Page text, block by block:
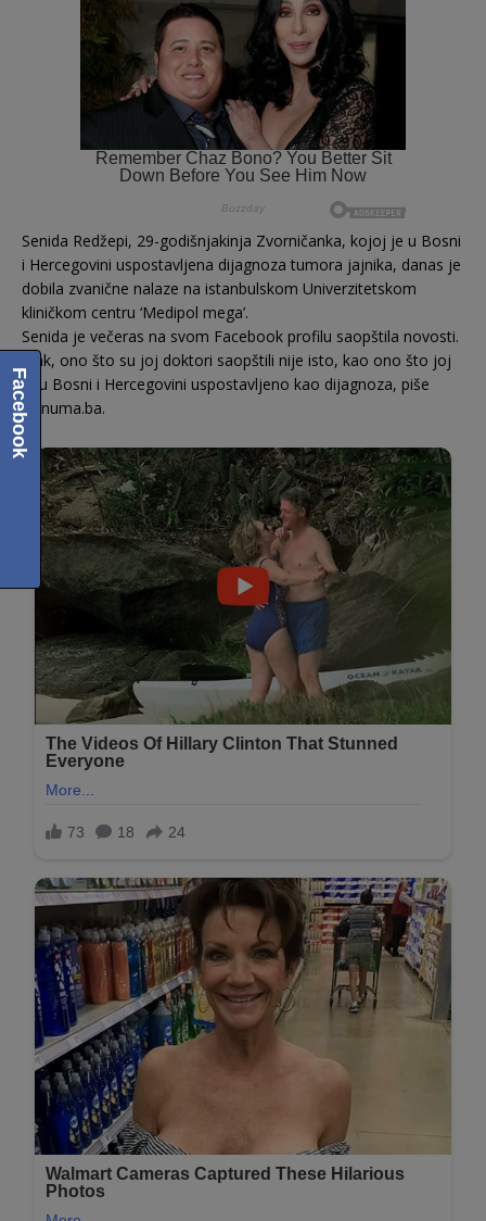
Senida Redžepi, 29-godišnjakinja Zvorničanka, kojoj je u Bosni
i Hercegovini uspostavljena dijagnoza tumora jajnika, danas je
dobila zvanične nalaze na istanbulskom Univerzitetskom
kliničkom centru ‘Medipol mega’.
Senida je večeras na svom Facebook profilu saopštila novosti.
Ipak, ono što su joj doktori saopštili nije isto, kao ono što joj
je u Bosni i Hercegovini uspostavljeno kao dijagnoza, piše
Hanuma.ba.
Facebook